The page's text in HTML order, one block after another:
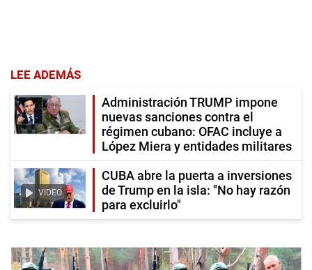
LEE ADEMÁS
Administración TRUMP impone
nuevas sanciones contra el
régimen cubano: OFAC incluye a
López Miera y entidades militares
VIDEO
CUBA abre la puerta a inversiones
de Trump en la isla: "No hay razón
para excluirlo"